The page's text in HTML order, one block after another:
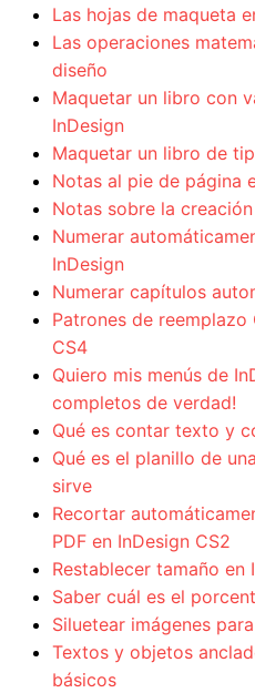
Las hojas de maqueta
Las operaciones
diseño
Maquetar un libro con
InDesign
Maquetar un libro de
Notas al pie de página
Notas sobre la
Numerar
InDesign
Numerar capítulos
Patrones de reemplazo
CS4
Quiero mis menús de
completos de verdad!
Qué es contar texto y
Qué es el planillo de
sirve
Recortar
PDF en InDesign CS2
Restablecer tamaño en
Saber cuál es el
Siluetear imágenes
Textos y objetos
básicos